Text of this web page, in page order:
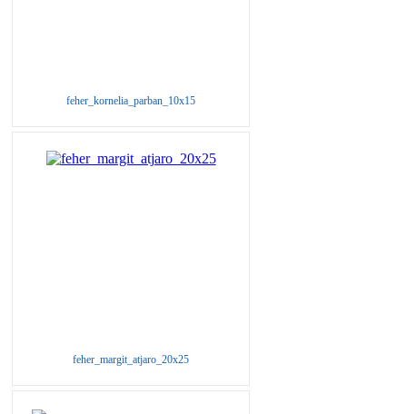
feher_kornelia_parban_10x15
feher_margit_atjaro_20x25